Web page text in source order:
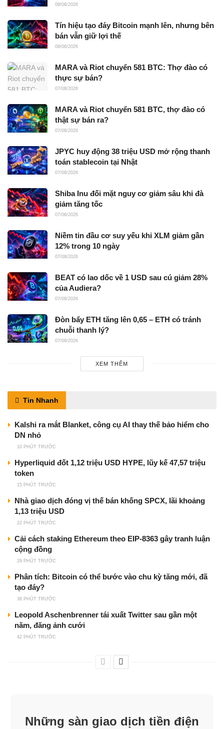
08/08/2026
Tín hiệu tạo đáy Bitcoin mạnh lên, nhưng bên
bán vẫn giữ lợi thế
08/08/2026
MARA và Riot chuyển 581 BTC: Thợ đào có
thực sự bán?
07/08/2026
MARA và Riot chuyển 581 BTC, thợ đào có
thật sự bán ra?
07/08/2026
JPYC huy động 38 triệu USD mở rộng thanh
toán stablecoin tại Nhật
07/08/2026
Shiba Inu đối mặt nguy cơ giảm sâu khi đà
giảm tăng tốc
07/08/2026
Niềm tin đầu cơ suy yếu khi XLM giảm gần
12% trong 10 ngày
07/08/2026
BEAT có lao dốc về 1 USD sau cú giảm 28%
của Audiera?
07/08/2026
Đòn bẩy ETH tăng lên 0,65 – ETH có tránh
chuỗi thanh lý?
07/08/2026
XEM THÊM
Tin Nhanh
Kalshi ra mắt Blanket, công cụ AI thay thế bảo hiểm cho
DN nhỏ
10 PHÚT TRƯỚC
Hyperliquid đốt 1,12 triệu USD HYPE, lũy kế 47,57 triệu
token
15 PHÚT TRƯỚC
Nhà giao dịch đóng vị thế bán khống SPCX, lãi khoảng
1,13 triệu USD
22 PHÚT TRƯỚC
Cải cách staking Ethereum theo EIP-8363 gây tranh luận
cộng đồng
29 PHÚT TRƯỚC
Phân tích: Bitcoin có thể bước vào chu kỳ tăng mới, đã
tạo đáy?
36 PHÚT TRƯỚC
Leopold Aschenbrenner tái xuất Twitter sau gần một
năm, đăng ảnh cưới
42 PHÚT TRƯỚC
Những sàn giao dịch tiền điện